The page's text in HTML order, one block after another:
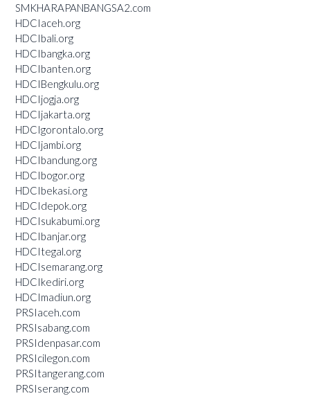
SMKHARAPANBANGSA2.com
HDCIaceh.org
HDCIbali.org
HDCIbangka.org
HDCIbanten.org
HDCIBengkulu.org
HDCIjogja.org
HDCIjakarta.org
HDCIgorontalo.org
HDCIjambi.org
HDCIbandung.org
HDCIbogor.org
HDCIbekasi.org
HDCIdepok.org
HDCIsukabumi.org
HDCIbanjar.org
HDCItegal.org
HDCIsemarang.org
HDCIkediri.org
HDCImadiun.org
PRSIaceh.com
PRSIsabang.com
PRSIdenpasar.com
PRSIcilegon.com
PRSItangerang.com
PRSIserang.com